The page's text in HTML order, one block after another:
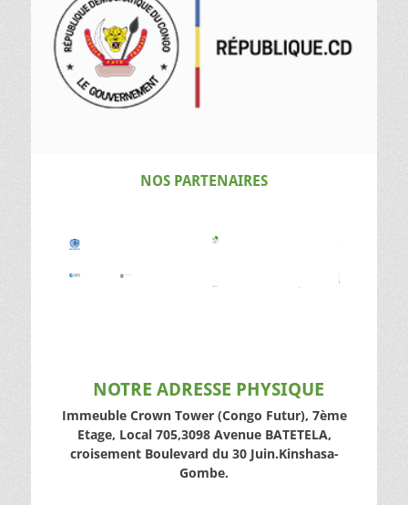
NOS PARTENAIRES
NOTRE ADRESSE PHYSIQUE
Immeuble Crown Tower (Congo Futur), 7ème
Etage, Local 705,3098 Avenue BATETELA,
croisement Boulevard du 30 Juin.Kinshasa-
Gombe.